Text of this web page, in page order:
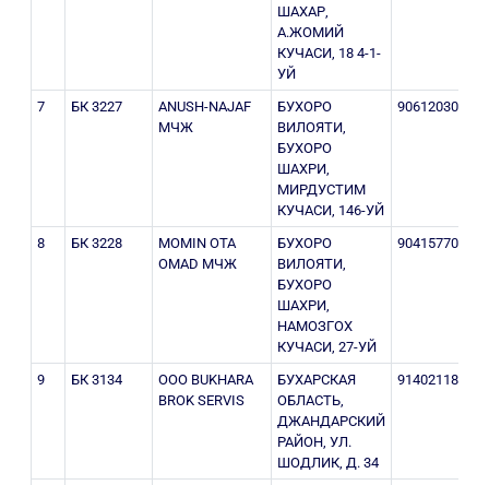
ШАХАР,
А.ЖОМИЙ
КУЧАСИ, 18 4-1-
УЙ
7 БК 3227
ANUSH-NAJAF
МЧЖ
БУХОРО
ВИЛОЯТИ,
БУХОРО
ШАХРИ,
МИРДУСТИМ
КУЧАСИ, 146-УЙ
906120305
8 БК 3228
MOMIN OTA
OMAD МЧЖ
БУХОРО
ВИЛОЯТИ,
БУХОРО
ШАХРИ,
НАМОЗГОХ
КУЧАСИ, 27-УЙ
904157708
9 БК 3134
ООО BUKHARA
BROK SERVIS
БУХАРСКАЯ
ОБЛАСТЬ,
ДЖАНДАРСКИЙ
РАЙОН, УЛ.
ШОДЛИК, Д. 34
914021188